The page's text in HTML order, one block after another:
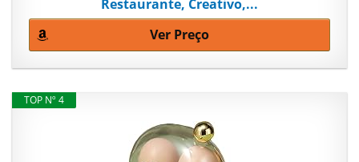
Restaurante, Creativo,...
Ver Preço
TOP Nº 4